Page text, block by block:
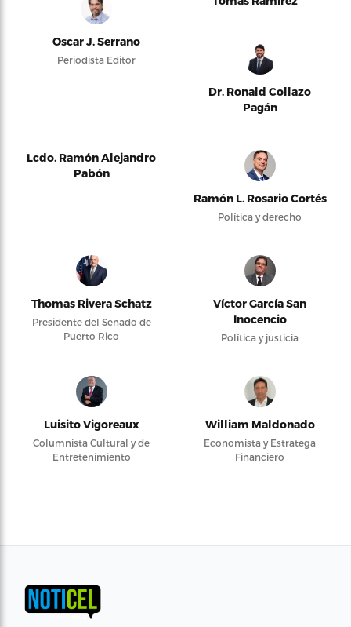
Oscar J. Serrano
Periodista Editor
Dr. Ronald Collazo
Pagán
Lcdo. Ramón Alejandro
Pabón
Ramón L. Rosario Cortés
Política y derecho
Thomas Rivera Schatz
Presidente del Senado de
Puerto Rico
Víctor García San
Inocencio
Política y justicia
Luisito Vigoreaux
Columnista Cultural y de
Entretenimiento
William Maldonado
Economista y Estratega
Financiero